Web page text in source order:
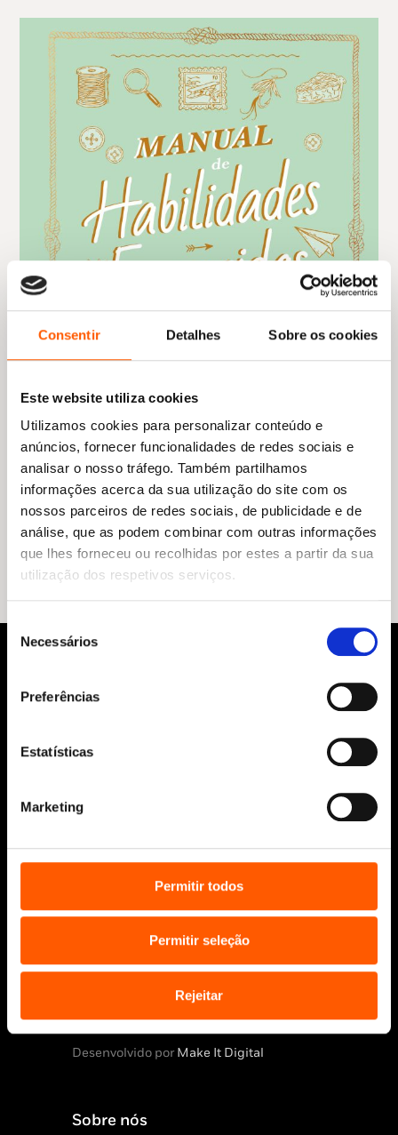
Consentir Detalhes Sobre os cookies
Este website utiliza cookies
Utilizamos cookies para personalizar conteúdo e
anúncios, fornecer funcionalidades de redes sociais e
analisar o nosso tráfego. Também partilhamos
informações acerca da sua utilização do site com os
nossos parceiros de redes sociais, de publicidade e de
análise, que as podem combinar com outras informações
que lhes forneceu ou recolhidas por estes a partir da sua
utilização dos respetivos serviços.
Seleção
Necessários
Preferências
Estatísticas
Marketing
Permitir todos
Permitir seleção
Rejeitar
18,45€O
preço
original
18,45 €.
16,61€O
preço
atual
16,61 €.
Manual de Habilidades Esquecidas
Elaine Batiste ,Natalie Crowley
Ajuda, Termos e Condições
© 2026 Penguin Random House Grupo Editorial
Todos os direitos reservados.
Desenvolvido porMake It Digital
Sobre nós